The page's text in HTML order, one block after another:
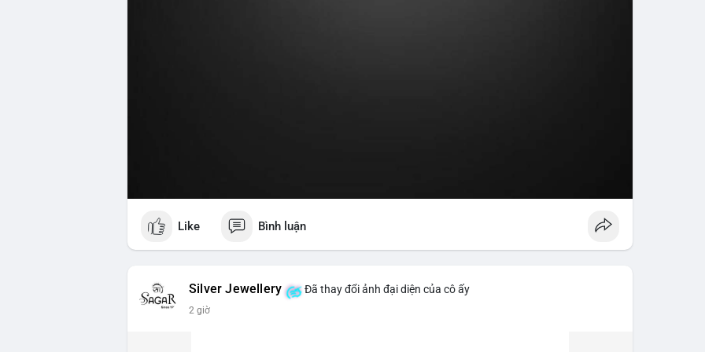
Like Bình luận
Silver Jewellery Đã thay đổi ảnh đại diện của cô ấy
2 giờ